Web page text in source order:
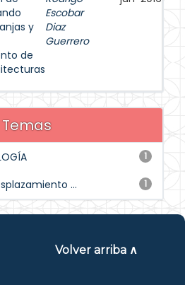
y
de
Escobar
Diaz
Guerrero
Temas
1
1
...
Volver arriba ∧